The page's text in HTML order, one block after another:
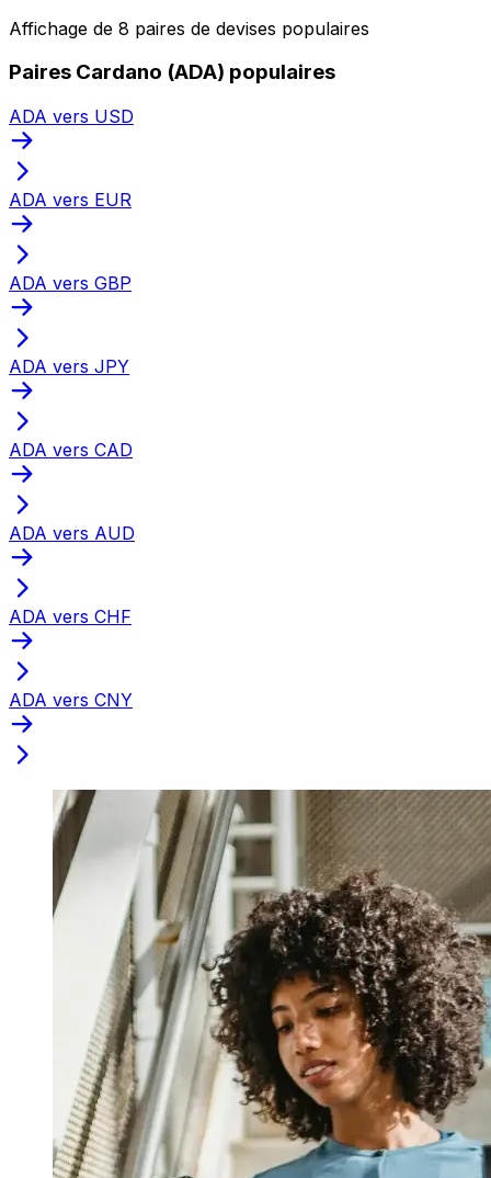
Affichage de 8 paires de devises populaires
Paires Cardano (ADA) populaires
ADA vers USD
ADA vers EUR
ADA vers GBP
ADA vers JPY
ADA vers CAD
ADA vers AUD
ADA vers CHF
ADA vers CNY